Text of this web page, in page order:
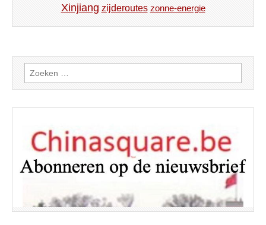
Xinjiang zijderoutes zonne-energie
Zoeken
naar: